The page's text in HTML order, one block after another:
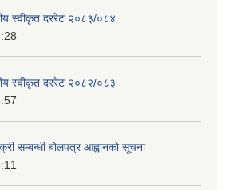
स्वीकृत दररेट २०८३/०८४
स्वीकृत दररेट २०८२/०८३
सम्बन्धी बोलपत्र आह्वानको सूचना